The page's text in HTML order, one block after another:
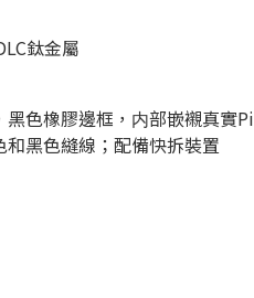
鈦金屬
黑色橡膠邊框，内部嵌襯真實
和黑色縫線；配備快拆裝置